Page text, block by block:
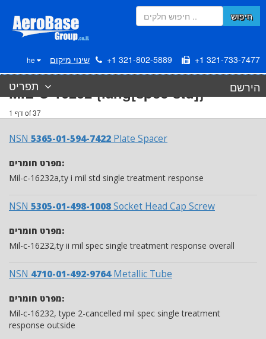
he שינוי מיקום +1 321-802-5889 +1 321-733-7477
חיפוש
הירשם MIL-C-16232 {lang[spec-std]}
דף 1 of 37
NSN 5365-01-594-7422 Plate Spacer
מפרט חומרים:
Mil-c-16232a,ty i mil std single treatment response
NSN 5305-01-498-1008Socket Head Cap Screw
מפרט חומרים:
Mil-c-16232,ty ii mil spec single treatment response overall
NSN 4710-01-492-9764Metallic Tube
מפרט חומרים:
Mil-c-16232, type 2-cancelled mil spec single treatment
response outside